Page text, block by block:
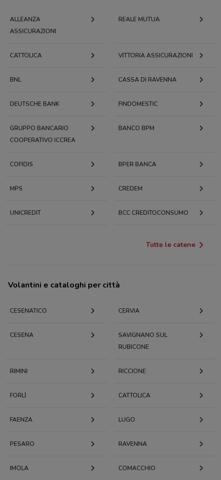
ALLEANZA
ASSICURAZIONI
REALE MUTUA
CATTOLICA VITTORIA ASSICURAZIONI
BNL CASSA DI RAVENNA
DEUTSCHE BANK FINDOMESTIC
GRUPPO BANCARIO
COOPERATIVO ICCREA
BANCO BPM
COFIDIS BPER BANCA
MPS CREDEM
UNICREDIT BCC CREDITOCONSUMO
Tutte le catene
Volantini e cataloghi per città
CESENATICO CERVIA
CESENA
SAVIGNANO SUL
RUBICONE
RIMINI RICCIONE
FORLÌ CATTOLICA
FAENZA LUGO
PESARO RAVENNA
IMOLA COMACCHIO